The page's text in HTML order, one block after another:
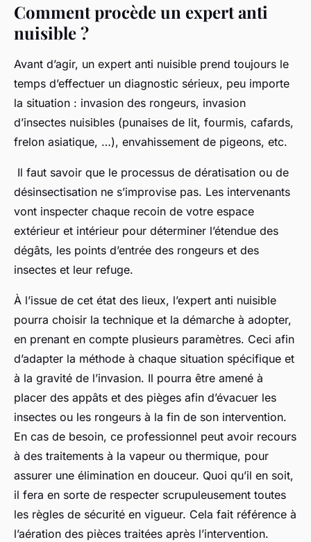
Comment procède un expert anti
nuisible ?
Avant d’agir, un expert anti nuisible prend toujours le
temps d’effectuer un diagnostic sérieux, peu importe
la situation : invasion des rongeurs, invasion
d’insectes nuisibles (punaises de lit, fourmis, cafards,
frelon asiatique, …), envahissement de pigeons, etc.
Il faut savoir que le processus de dératisation ou de
désinsectisation ne s’improvise pas. Les intervenants
vont inspecter chaque recoin de votre espace
extérieur et intérieur pour déterminer l’étendue des
dégâts, les points d’entrée des rongeurs et des
insectes et leur refuge.
À l’issue de cet état des lieux, l’expert anti nuisible
pourra choisir la technique et la démarche à adopter,
en prenant en compte plusieurs paramètres. Ceci afin
d’adapter la méthode à chaque situation spécifique et
à la gravité de l’invasion. Il pourra être amené à
placer des appâts et des pièges afin d’évacuer les
insectes ou les rongeurs à la fin de son intervention.
En cas de besoin, ce professionnel peut avoir recours
à des traitements à la vapeur ou thermique, pour
assurer une élimination en douceur. Quoi qu’il en soit,
il fera en sorte de respecter scrupuleusement toutes
les règles de sécurité en vigueur. Cela fait référence à
l’aération des pièces traitées après l’intervention.